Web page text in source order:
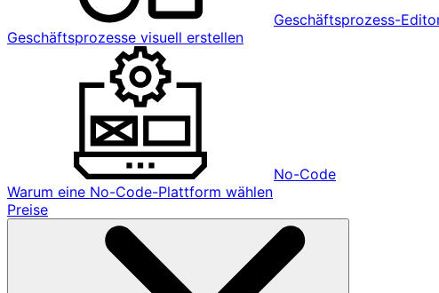
Geschäftsprozess-
Geschäftsprozesse visuell erstellen
No-Code
Warum eine No-Code-Plattform wählen
Preise